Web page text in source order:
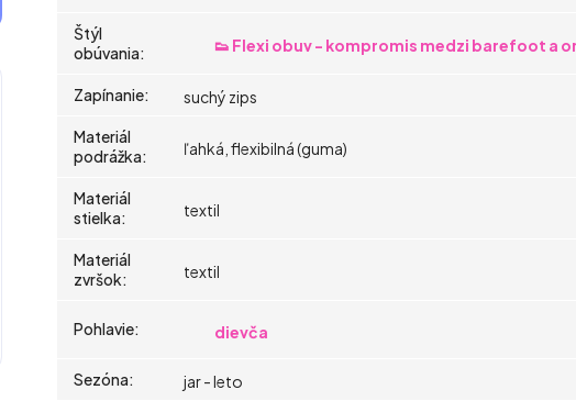
Štýl
obúvania: 👟 Flexi obuv - kompromis medzi barefoot a
Zapínanie:
suchý zips
Materiál
podrážka: ľahká, flexibilná (guma)
Materiál
stielka: textil
Materiál
zvršok: textil
Pohlavie: dievča
Sezóna:
jar - leto